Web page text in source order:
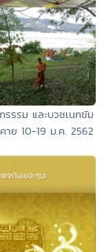
รรม และบวชเนกขัม
ย 10-19 ม.ค. 2562